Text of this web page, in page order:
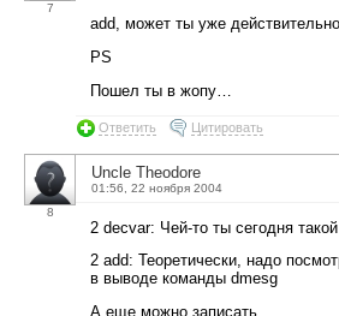
7
add, может ты уже
PS
Пошел ты в жопу…
Ответить Цитировать
8
Uncle Theodore
01:56, 22 ноября 2004
2 decvar: Чей-то ты сегодня
2 add: Теоретически, надо
в выводе команды dmesg
А еще можно записать